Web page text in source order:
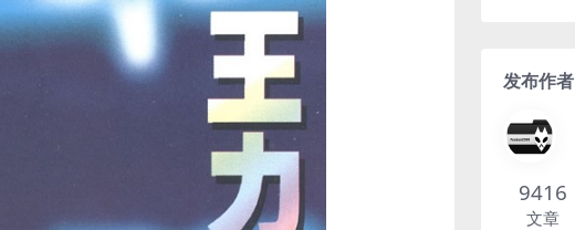
发布作者
9416
文章